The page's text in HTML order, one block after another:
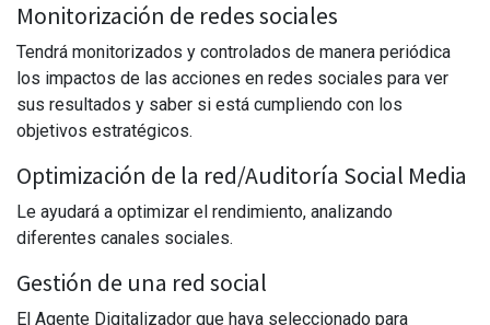
Monitorización de redes sociales
Tendrá monitorizados y controlados de manera periódica
los impactos de las acciones en redes sociales para ver
sus resultados y saber si está cumpliendo con los
objetivos estratégicos.
Optimización de la red/Auditoría Social Media
Le ayudará a optimizar el rendimiento, analizando
diferentes canales sociales.
Gestión de una red social
El Agente Digitalizador que haya seleccionado para